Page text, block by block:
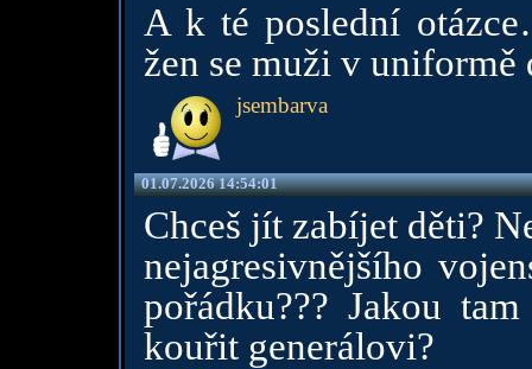
A k té poslední
žen se muži v
jsembarva
01.07.2026 14:54:01
Chceš jít zabíjet děti?
nejagresivnějšího
pořádku??? Jakou
kouřit generálovi?